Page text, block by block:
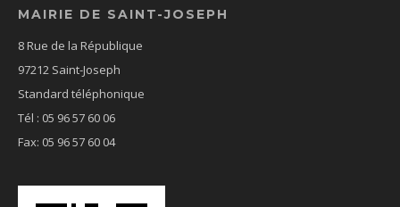
MAIRIE DE SAINT-JOSEPH
8 Rue de la République
97212 Saint-Joseph
Standard téléphonique
Tél : 05 96 57 60 06
Fax: 05 96 57 60 04